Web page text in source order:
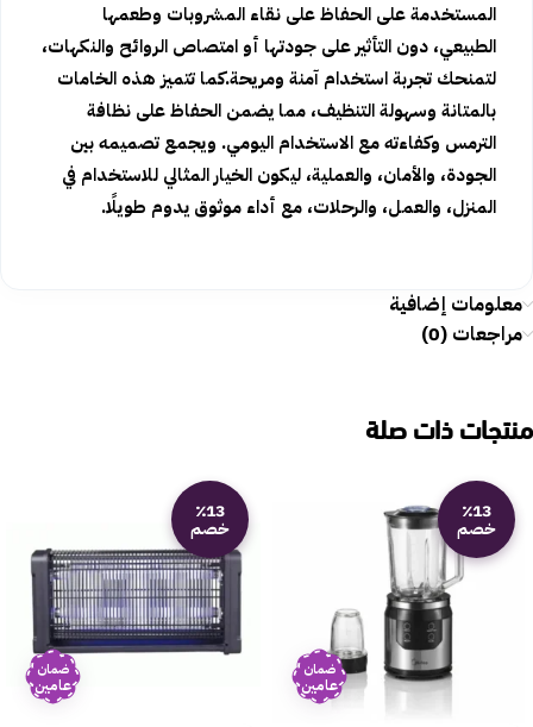
المستخدمة على الحفاظ على نقاء المشروبات وطعمها
الطبيعي، دون التأثير على جودتها أو امتصاص الروائح والنكهات،
لتمنحك تجربة استخدام آمنة ومريحة.كما تتميز هذه الخامات
بالمتانة وسهولة التنظيف، مما يضمن الحفاظ على نظافة
الترمس وكفاءته مع الاستخدام اليومي. ويجمع تصميمه بين
الجودة، والأمان، والعملية، ليكون الخيار المثالي للاستخدام في
المنزل، والعمل، والرحلات، مع أداء موثوق يدوم طويلًا.
معلومات إضافية
مراجعات (0)
منتجات ذات صلة
٪13
خصم
ضمان
عامين
٪13
خصم
ضمان
عامين